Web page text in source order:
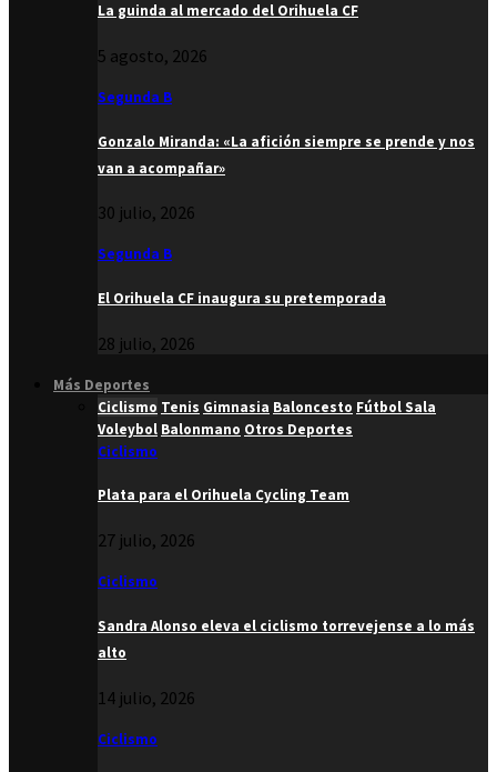
La guinda al mercado del Orihuela CF
5 agosto, 2026
Segunda B
Gonzalo Miranda: «La afición siempre se prende y nos
van a acompañar»
30 julio, 2026
Segunda B
El Orihuela CF inaugura su pretemporada
28 julio, 2026
Más Deportes
Ciclismo Tenis Gimnasia Baloncesto Fútbol Sala
Voleybol Balonmano Otros Deportes
Ciclismo
Plata para el Orihuela Cycling Team
27 julio, 2026
Ciclismo
Sandra Alonso eleva el ciclismo torrevejense a lo más
alto
14 julio, 2026
Ciclismo